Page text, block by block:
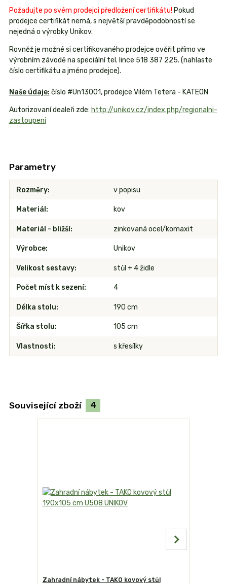
Požadujte po svém prodejci předložení certifikátu! Pokud
prodejce certifikát nemá, s největší pravděpodobností se
nejedná o výrobky Unikov.
Rovněž je možné si certifikovaného prodejce ověřit přímo ve
výrobním závodě na speciální tel. lince 518 387 225. (nahlaste
číslo certifikátu a jméno prodejce).
Naše údaje: číslo #Un13001, prodejce Vilém Tetera - KATEON
Autorizovaní dealeři zde: http://unikov.cz/index.php/regionalni-
zastoupeni
Parametry
Rozměry v popisu
Materiál kov
Materiál - bližší zinkovaná ocel/komaxit
Výrobce Unikov
Velikost sestavy stůl + 4 židle
Počet míst k sezení 4
Délka stolu 190 cm
Šířka stolu 105 cm
Vlastnosti s křesílky
Související zboží 4
Zahradní nábytek - TAKO kovový stůl